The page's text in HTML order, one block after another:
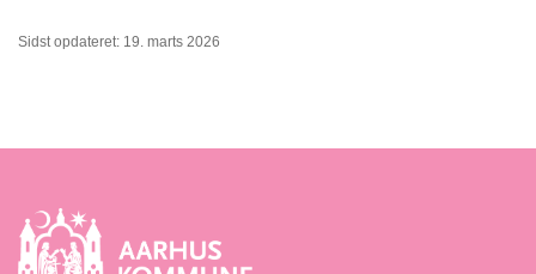
Sidst opdateret: 19. marts 2026